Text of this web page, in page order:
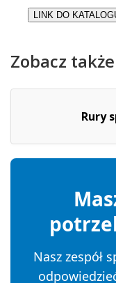
Zobacz
Rury
Nasz zespół